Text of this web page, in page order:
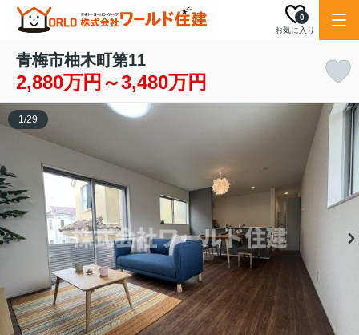
お気に入り
0
青梅市柚木町第11
2,880万円～3,480万円
1/29